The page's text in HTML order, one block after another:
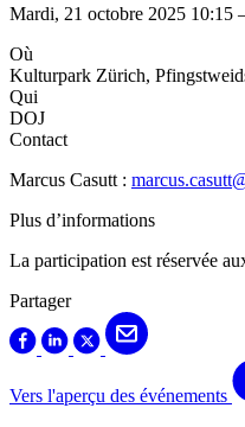
Mardi, 21 octobre 2025 10:15
Où
Kulturpark Zürich,
Qui
DOJ
Contact
Marcus Casutt :
Plus d’informations
La participation est réservée
Partager
Vers l'aperçu des événements